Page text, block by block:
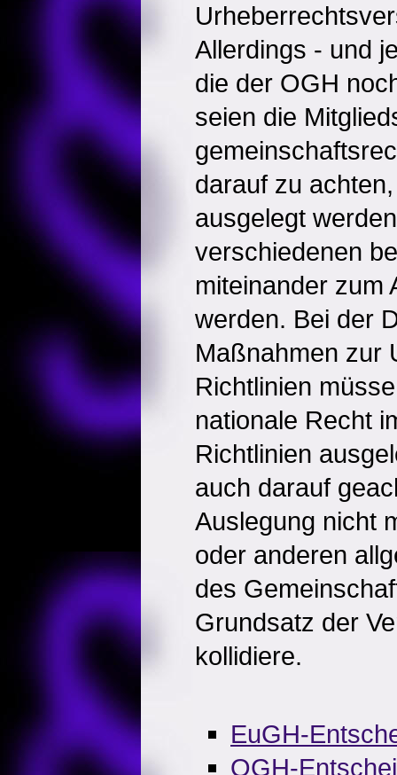
Allerdings - und
die der OGH
seien die
darauf zu
ausgelegt
verschiedenen
miteinander zum
werden. Bei der
Maßnahmen zur
Richtlinien
nationale Recht
Richtlinien
auch darauf
Auslegung nicht
oder anderen
des
Grundsatz der
kollidiere.
EuGH-
OGH-